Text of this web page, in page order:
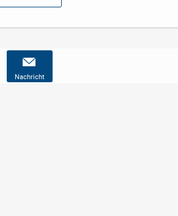
Nachricht